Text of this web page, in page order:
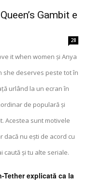
Gambit e
28
it when women și Anya
she deserves peste tot în
urlând la un ecran în
de populară și
Acestea sunt motivele
dacă nu ești de acord cu
caută și tu alte seriale.
Tether explicată ca la